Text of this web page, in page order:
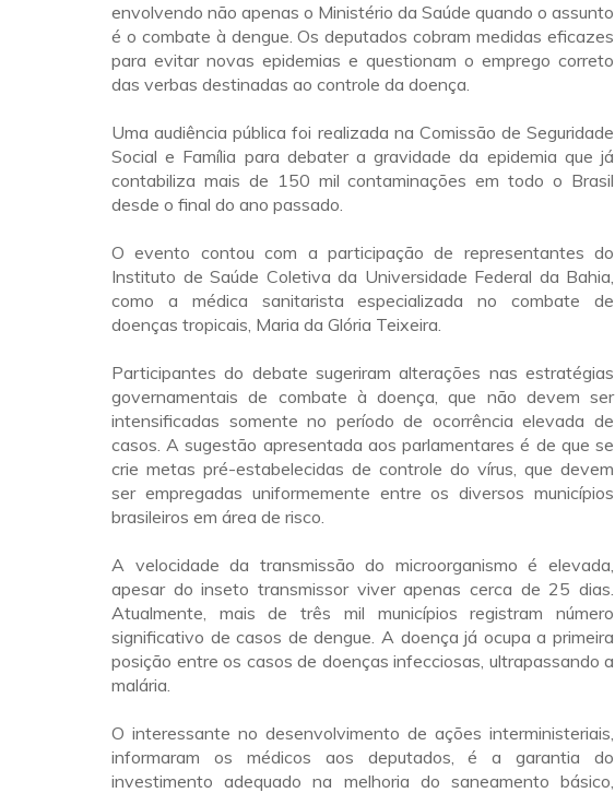
envolvendo não apenas o Ministério da Saúde quando o assunto
é o combate à dengue. Os deputados cobram medidas eficazes
para evitar novas epidemias e questionam o emprego correto
das verbas destinadas ao controle da doença.
Uma audiência pública foi realizada na Comissão de Seguridade
Social e Família para debater a gravidade da epidemia que já
contabiliza mais de 150 mil contaminações em todo o Brasil
desde o final do ano passado.
O evento contou com a participação de representantes do
Instituto de Saúde Coletiva da Universidade Federal da Bahia,
como a médica sanitarista especializada no combate de
doenças tropicais, Maria da Glória Teixeira.
Participantes do debate sugeriram alterações nas estratégias
governamentais de combate à doença, que não devem ser
intensificadas somente no período de ocorrência elevada de
casos. A sugestão apresentada aos parlamentares é de que se
crie metas pré-estabelecidas de controle do vírus, que devem
ser empregadas uniformemente entre os diversos municípios
brasileiros em área de risco.
A velocidade da transmissão do microorganismo é elevada,
apesar do inseto transmissor viver apenas cerca de 25 dias.
Atualmente, mais de três mil municípios registram número
significativo de casos de dengue. A doença já ocupa a primeira
posição entre os casos de doenças infecciosas, ultrapassando a
malária.
O interessante no desenvolvimento de ações interministeriais,
informaram os médicos aos deputados, é a garantia do
investimento adequado na melhoria do saneamento básico,